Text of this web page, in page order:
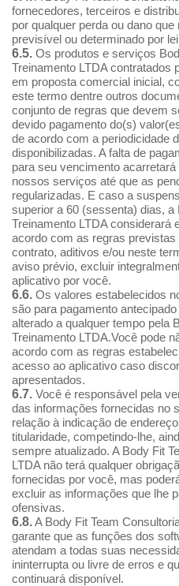
fornecedores, terceiros e
por qualquer perda ou dano
previsível ou determinado por
6.5. Os produtos e serviços
Treinamento LTDA contratados
em proposta comercial inicial,
este termo dentre outros
conjunto de regras que devem
devido pagamento do(s)
de acordo com a periodicidade
disponibilizadas. A falta de
para seu vencimento
nossos serviços até que as
regularizadas. E caso a
superior a 60 (sessenta) dias, a
Treinamento LTDA considerará
acordo com as regras
contrato, aditivos e/ou neste
aviso prévio, excluir
aplicativo por você.
6.6. Os valores estabelecidos
são para pagamento
alterado a qualquer tempo pela
Treinamento LTDA.Você pode
acordo com as regras
acesso ao aplicativo caso
apresentados.
6.7. Você é responsável pela
das informações fornecidas no
relação à indicação de
titularidade, competindo-lhe,
sempre atualizado. A Body Fit
LTDA não terá qualquer
fornecidas por você, mas
excluir as informações que lhe
ofensivas.
6.8.A Body Fit Team
garante que as funções dos
atendam a todas suas
ininterrupta ou livre de erros e
continuará disponível.